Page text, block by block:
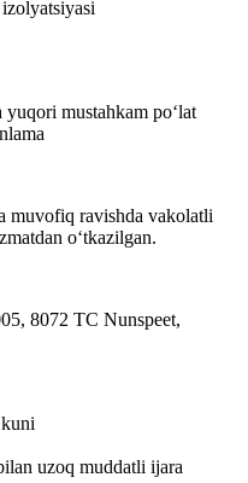
mustahkam po‘lat
muvofiq ravishda vakolatli
o‘tkazilgan.
8072 TC Nunspeet,
uzoq muddatli ijara